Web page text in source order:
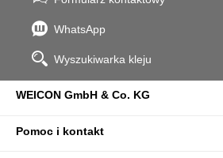
WhatsApp
Wyszukiwarka kleju
WEICON GmbH & Co. KG
Pomoc i kontakt